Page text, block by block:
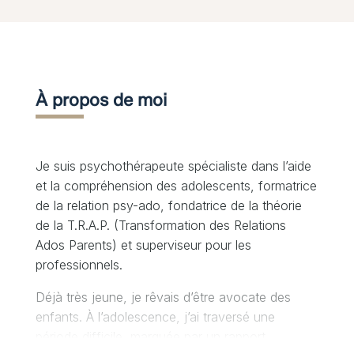
À propos de moi
Je suis psychothérapeute spécialiste dans l’aide
et la compréhension des adolescents, formatrice
de la relation psy-ado, fondatrice de la théorie
de la T.R.A.P. (Transformation des Relations
Ados Parents) et superviseur pour les
professionnels.
Déjà très jeune, je rêvais d’être avocate des
enfants. À l’adolescence, j’ai traversé une